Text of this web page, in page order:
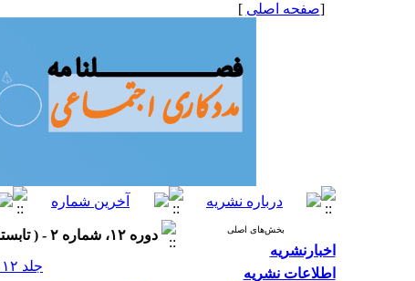
[صفحه اصلی ]
بخش‌های اصلی
اخبارنشریه
اطلاعات نشریه
دوره ۱۲، شماره ۲ - ( تابستان ۱۴۰۲، شماره ۴۵ ۱۴۰۲ )
جلد ۱۲ شماره ۲ صفحات ۳۱-۲۲